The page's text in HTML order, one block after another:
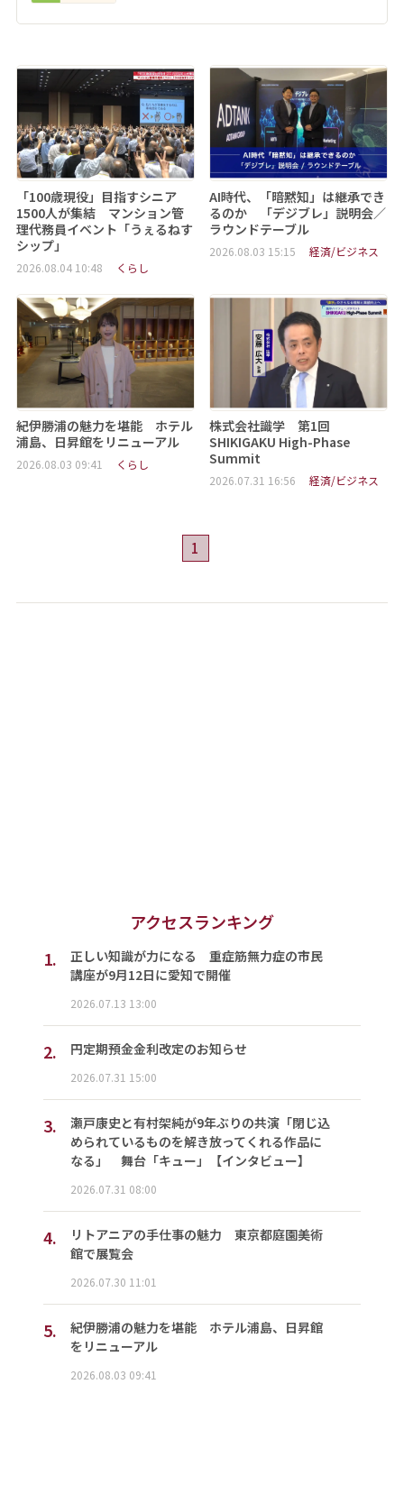
「100歳現役」目指すシニア
1500人が集結 マンション管
理代務員イベント「うぇるねす
シップ」
2026.08.04 10:48 くらし
AI時代、「暗黙知」は継承でき
るのか 「デジブレ」説明会／
ラウンドテーブル
2026.08.03 15:15 経済/ビジネス
紀伊勝浦の魅力を堪能 ホテル
浦島、日昇館をリニューアル
2026.08.03 09:41 くらし
株式会社識学 第1回
SHIKIGAKU High-Phase
Summit
2026.07.31 16:56 経済/ビジネス
1
アクセスランキング
1.
正しい知識が力になる 重症筋無力症の市民
講座が9月12日に愛知で開催
2026.07.13 13:00
2. 円定期預金金利改定のお知らせ
2026.07.31 15:00
3.
瀬戸康史と有村架純が9年ぶりの共演「閉じ込
められているものを解き放ってくれる作品に
なる」 舞台「キュー」【インタビュー】
2026.07.31 08:00
4.
リトアニアの手仕事の魅力 東京都庭園美術
館で展覧会
2026.07.30 11:01
5.
紀伊勝浦の魅力を堪能 ホテル浦島、日昇館
をリニューアル
2026.08.03 09:41